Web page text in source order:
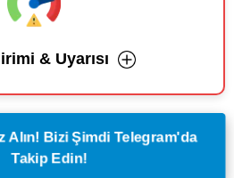
& Uyarısı
Alın! Bizi Şimdi Telegram'da
Takip Edin!